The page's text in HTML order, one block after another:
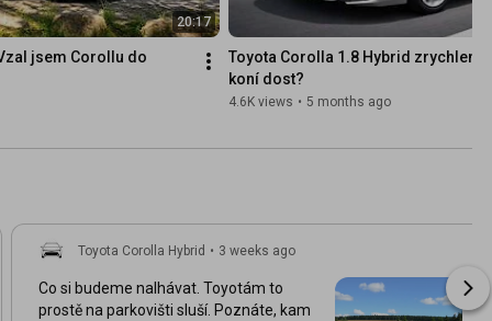
20:17
jsem Corollu do
Toyota Corolla 1.8 Hybrid zrychlení.
koní dost?
4.6K views • 5 months ago
Toyota Corolla Hybrid • 3 weeks ago
Co si budeme nalhávat. Toyotám to
prostě na parkovišti sluší. Poznáte, kam